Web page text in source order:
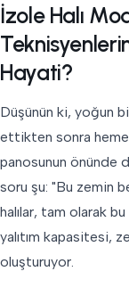
İzole Halı
Hayati?
Düşünün ki, yoğun
ettikten sonra
panosunun önünde
soru şu: "Bu zemin
halılar, tam olarak
yalıtım kapasitesi,
oluşturuyor.